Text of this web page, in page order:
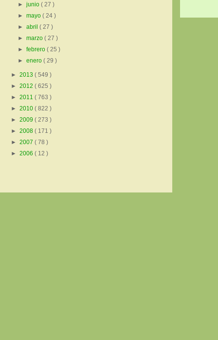
►junio( 27 )
►mayo( 24 )
►abril( 27 )
►marzo( 27 )
►febrero( 25 )
►enero( 29 )
► 2013 ( 549 )
► 2012 ( 625 )
► 2011 ( 763 )
► 2010 ( 822 )
► 2009 ( 273 )
► 2008 ( 171 )
► 2007 ( 78 )
► 2006 ( 12 )